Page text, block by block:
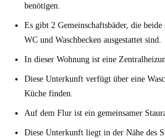
benötigen.
Es gibt 2 Gemeinschaftsbäder, die beide
WC und Waschbecken ausgestattet sind.
In dieser Wohnung ist eine
Diese Unterkunft verfügt über eine
Küche finden.
Auf dem Flur ist ein gemeinsamer
Diese Unterkunft liegt in der Nähe des